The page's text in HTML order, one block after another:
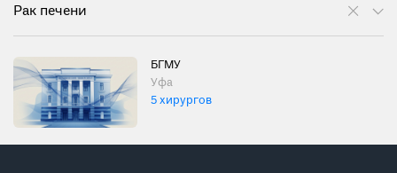
Рак печени
БГМУ
Уфа
5 хирургов